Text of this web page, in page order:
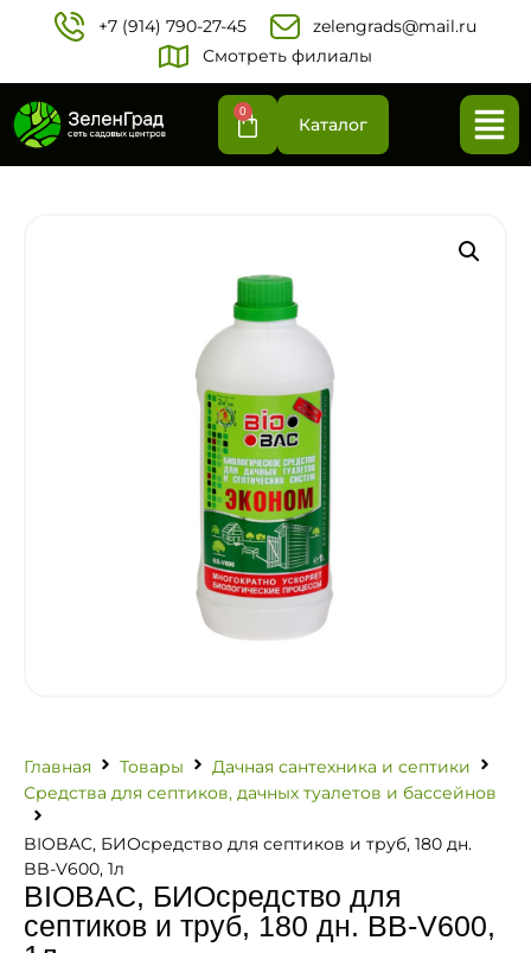
+7 (914) 790-27-45‬
zelengrads@mail.ru
Смотреть филиалы
0
Каталог
Главная Товары
Дачная сантехника и септики
Средства для септиков, дачных туалетов и бассейнов
BIOBAC, БИОсредство для септиков и труб, 180 дн.
BB-V600, 1л
BIOBAC, БИОсредство для
септиков и труб, 180 дн. BB-V600,